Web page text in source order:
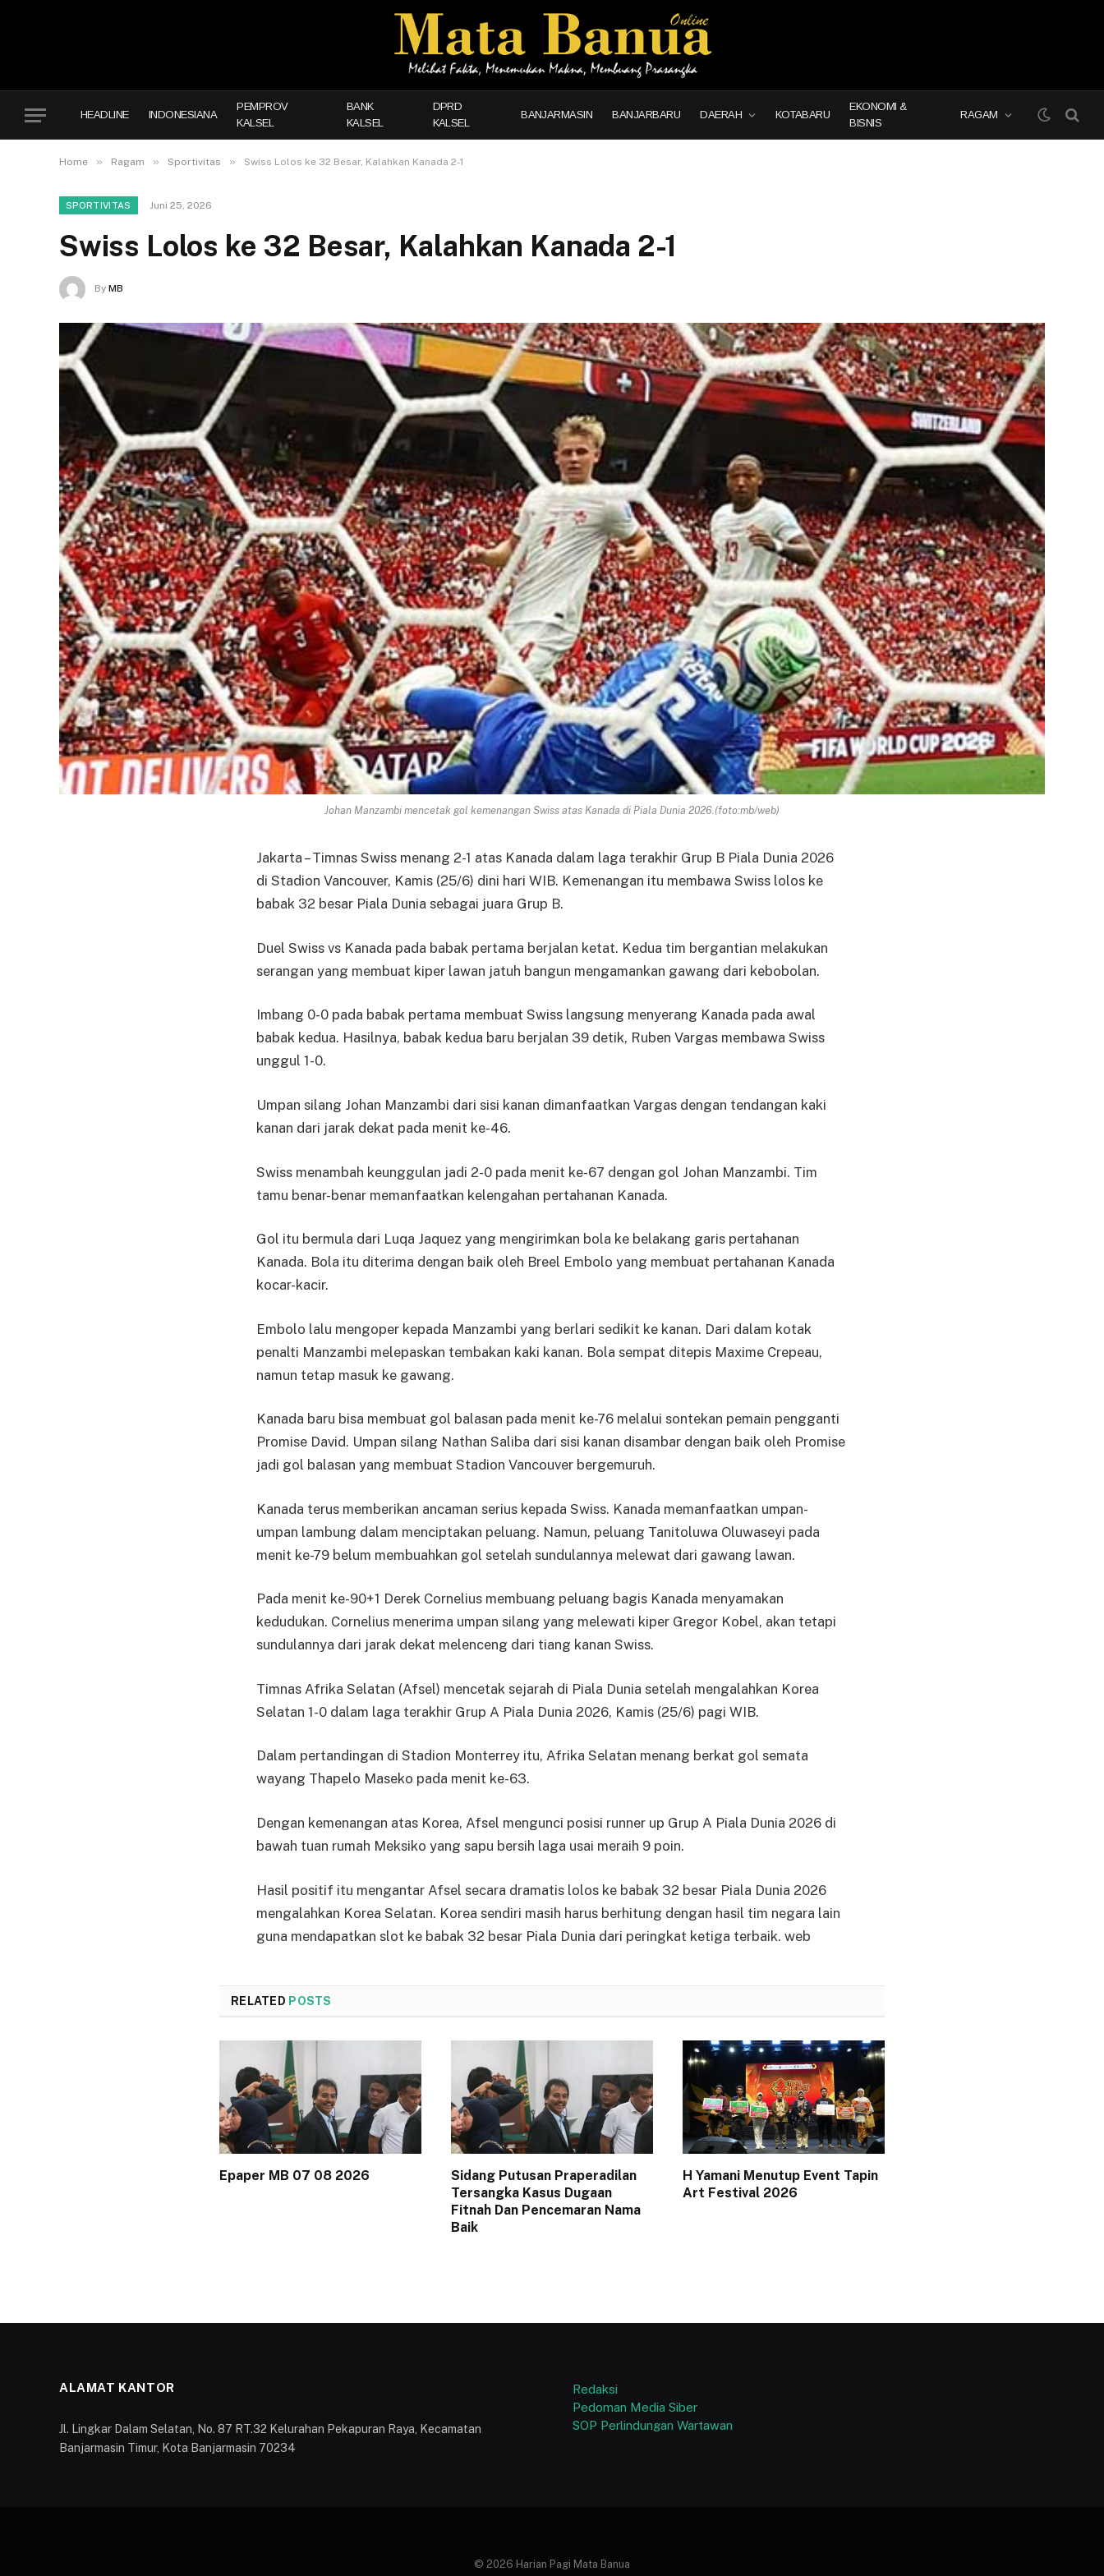
HEADLINE INDONESIANA
PEMPROV
KALSEL
BANK
KALSEL
DPRD
KALSEL
BANJARMASIN BANJARBARU DAERAH KOTABARU
EKONOMI &
BISNIS
RAGAM
Home » Ragam » Sportivitas » Swiss Lolos ke 32 Besar, Kalahkan Kanada 2-1
SPORTIVITAS Juni 25, 2026
Swiss Lolos ke 32 Besar, Kalahkan Kanada 2-1
By MB
Johan Manzambi mencetak gol kemenangan Swiss atas Kanada di Piala Dunia 2026.(foto:mb/web)
Jakarta – Timnas Swiss menang 2-1 atas Kanada dalam laga terakhir Grup B Piala Dunia 2026
di Stadion Vancouver, Kamis (25/6) dini hari WIB. Kemenangan itu membawa Swiss lolos ke
babak 32 besar Piala Dunia sebagai juara Grup B.
Duel Swiss vs Kanada pada babak pertama berjalan ketat. Kedua tim bergantian melakukan
serangan yang membuat kiper lawan jatuh bangun mengamankan gawang dari kebobolan.
Imbang 0-0 pada babak pertama membuat Swiss langsung menyerang Kanada pada awal
babak kedua. Hasilnya, babak kedua baru berjalan 39 detik, Ruben Vargas membawa Swiss
unggul 1-0.
Umpan silang Johan Manzambi dari sisi kanan dimanfaatkan Vargas dengan tendangan kaki
kanan dari jarak dekat pada menit ke-46.
Swiss menambah keunggulan jadi 2-0 pada menit ke-67 dengan gol Johan Manzambi. Tim
tamu benar-benar memanfaatkan kelengahan pertahanan Kanada.
Gol itu bermula dari Luqa Jaquez yang mengirimkan bola ke belakang garis pertahanan
Kanada. Bola itu diterima dengan baik oleh Breel Embolo yang membuat pertahanan Kanada
kocar-kacir.
Embolo lalu mengoper kepada Manzambi yang berlari sedikit ke kanan. Dari dalam kotak
penalti Manzambi melepaskan tembakan kaki kanan. Bola sempat ditepis Maxime Crepeau,
namun tetap masuk ke gawang.
Kanada baru bisa membuat gol balasan pada menit ke-76 melalui sontekan pemain pengganti
Promise David. Umpan silang Nathan Saliba dari sisi kanan disambar dengan baik oleh Promise
jadi gol balasan yang membuat Stadion Vancouver bergemuruh.
Kanada terus memberikan ancaman serius kepada Swiss. Kanada memanfaatkan umpan-
umpan lambung dalam menciptakan peluang. Namun, peluang Tanitoluwa Oluwaseyi pada
menit ke-79 belum membuahkan gol setelah sundulannya melewat dari gawang lawan.
Pada menit ke-90+1 Derek Cornelius membuang peluang bagis Kanada menyamakan
kedudukan. Cornelius menerima umpan silang yang melewati kiper Gregor Kobel, akan tetapi
sundulannya dari jarak dekat melenceng dari tiang kanan Swiss.
Timnas Afrika Selatan (Afsel) mencetak sejarah di Piala Dunia setelah mengalahkan Korea
Selatan 1-0 dalam laga terakhir Grup A Piala Dunia 2026, Kamis (25/6) pagi WIB.
Dalam pertandingan di Stadion Monterrey itu, Afrika Selatan menang berkat gol semata
wayang Thapelo Maseko pada menit ke-63.
Dengan kemenangan atas Korea, Afsel mengunci posisi runner up Grup A Piala Dunia 2026 di
bawah tuan rumah Meksiko yang sapu bersih laga usai meraih 9 poin.
Hasil positif itu mengantar Afsel secara dramatis lolos ke babak 32 besar Piala Dunia 2026
mengalahkan Korea Selatan. Korea sendiri masih harus berhitung dengan hasil tim negara lain
guna mendapatkan slot ke babak 32 besar Piala Dunia dari peringkat ketiga terbaik. web
RELATED POSTS
Epaper MB 07 08 2026
Sidang Putusan Praperadilan
Tersangka Kasus Dugaan
Fitnah Dan Pencemaran Nama
Baik
H Yamani Menutup Event Tapin
Art Festival 2026
ALAMAT KANTOR
Jl. Lingkar Dalam Selatan, No. 87 RT.32 Kelurahan Pekapuran Raya, Kecamatan
Banjarmasin Timur, Kota Banjarmasin 70234
Redaksi
Pedoman Media Siber
SOP Perlindungan Wartawan
© 2026 Harian Pagi Mata Banua